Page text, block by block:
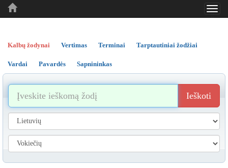
..
..
Kalbų žodynai Vertimas Terminai Tarptautiniai žodžiai
Vardai Pavardės Sapnininkas
Ieškoti